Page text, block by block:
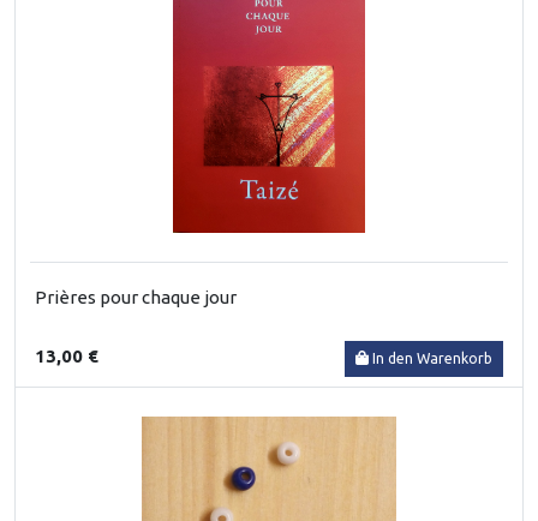
Prières pour chaque jour
13,00 € In den Warenkorb